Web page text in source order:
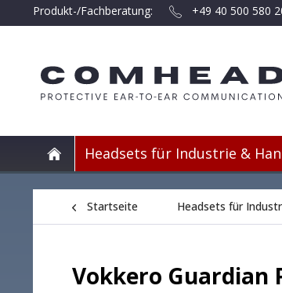
Produkt-/Fachberatung: +49 40 500 580
Headsets für Industrie &
Startseite Headsets für
Vokkero Guardian